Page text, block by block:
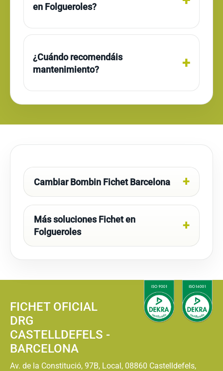
en Folgueroles?
¿Cuándo recomendáis
mantenimiento?
Cambiar Bombin Fichet Barcelona
Más soluciones Fichet en
Folgueroles
FICHET OFICIAL
DRG
CASTELLDEFELS -
BARCELONA
Av. de la Constitució, 97B, Local, 08860 Castelldefels,